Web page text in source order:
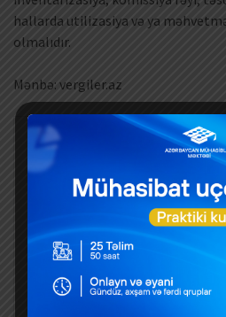
hallarda utilizasiya və ya
olmalıdır.
Mənbə: vergiler.az